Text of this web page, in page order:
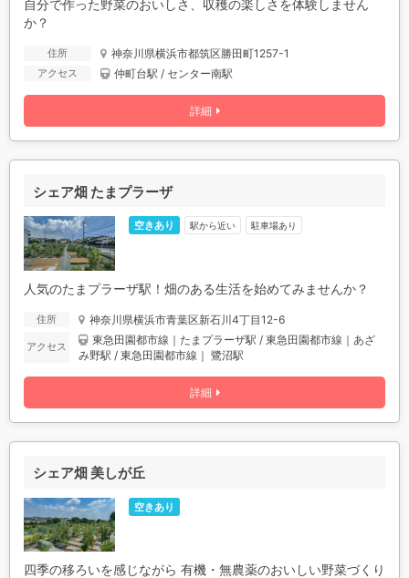
詳細
自分で作った野菜のおいしさ、収穫の楽しさを体験しません
か？
住所 神奈川県横浜市都筑区勝田町1257-1
アクセス 仲町台駅 / センター南駅
シェア畑 たまプラーザ
詳細
空きあり 駅から近い 駐車場あり
人気のたまプラーザ駅！畑のある生活を始めてみませんか？
住所 神奈川県横浜市青葉区新石川4丁目12-6
アクセス 東急田園都市線｜たまプラーザ駅 / 東急田園都市線｜あざ
み野駅 / 東急田園都市線｜ 鷺沼駅
シェア畑 美しが丘
空きあり
四季の移ろいを感じながら 有機・無農薬のおいしい野菜づくり